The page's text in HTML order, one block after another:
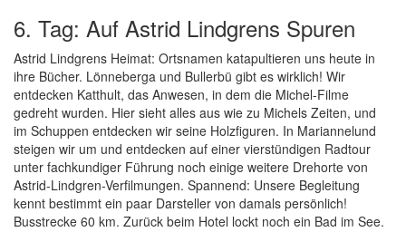
6. Tag: Auf Astrid Lindgrens Spuren
Astrid Lindgrens Heimat: Ortsnamen katapultieren uns heute in
ihre Bücher. Lönneberga und Bullerbü gibt es wirklich! Wir
entdecken Katthult, das Anwesen, in dem die Michel-Filme
gedreht wurden. Hier sieht alles aus wie zu Michels Zeiten, und
im Schuppen entdecken wir seine Holzfiguren. In Mariannelund
steigen wir um und entdecken auf einer vierstündigen Radtour
unter fachkundiger Führung noch einige weitere Drehorte von
Astrid-Lindgren-Verfilmungen. Spannend: Unsere Begleitung
kennt bestimmt ein paar Darsteller von damals persönlich!
Busstrecke 60 km. Zurück beim Hotel lockt noch ein Bad im See.